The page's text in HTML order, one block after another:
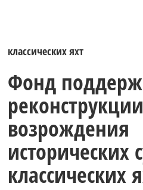
классических яхт
Фонд
возрождения
исторических
классических